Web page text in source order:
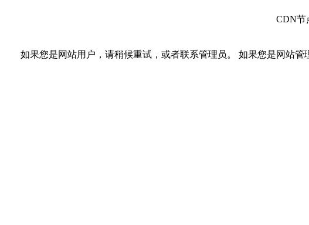
CDN节
如果您是网站用户，请稍候重试，或者联系管理员。 如果您是网站